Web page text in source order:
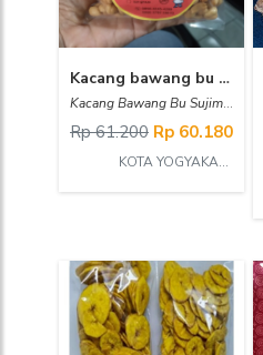
Kacang bawang bu sujimah
Kacang Bawang Bu Sujimah
Rp 61.200 Rp 60.180
KOTA YOGYAKARTA